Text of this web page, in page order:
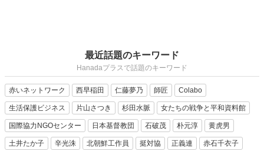
最近話題のキーワード
Hanadaプラスで話題のキーワード
赤いネットワーク 西早稲田 仁藤夢乃 師匠 Colabo
生活保護ビジネス 片山さつき 杉田水脈 女たちの戦争と平和資料館
国際協力NGOセンター 日本基督教団 石破茂 朴元淳 黄虎男
土井たか子 辛光洙 北朝鮮工作員 挺対協 正義連 赤石千衣子